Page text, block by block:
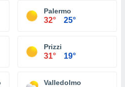
Palermo
32° 25°
Prizzi
31° 19°
Valledolmo